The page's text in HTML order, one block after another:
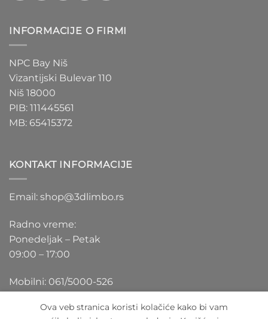
INFORMACIJE O FIRMI
NPC Bay Niš
Vizantijski Bulevar 110
Niš 18000
PIB: 111445561
MB: 65415372
KONTAKT INFORMACIJE
Email: shop@3dlimbo.rs
Radno vreme:
Ponedeljak – Petak
09:00 – 17:00
Mobilni: 061/5000-526
Ova veb stranica koristi kolačiće kako bi vam